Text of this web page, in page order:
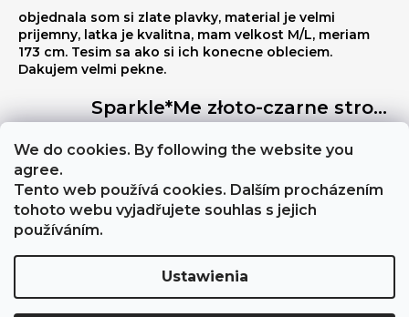
We do cookies. By following the website you
agree.
Tento web používá cookies. Dalším procházením
tohoto webu vyjadřujete souhlas s jejich
používáním.
Ustawienia
objednala som si zlate plavky, material je velmi
prijemny, latka je kvalitna, mam velkost M/L, meriam
173 cm. Tesim sa ako si ich konecne obleciem.
Dakujem velmi pekne.
Sparkle*Me złoto-czarne stroje kąpielowe wysoki stan – figi brazylijki z przeszyciem z tyłu z możliwością złożenia na biodra ze złotą lamówką
Ocena produktu to 5 na 5 gwiazdek.
Výborně stahují břicho, a zezadu jsou velmi sexy
About Sparkle*Me